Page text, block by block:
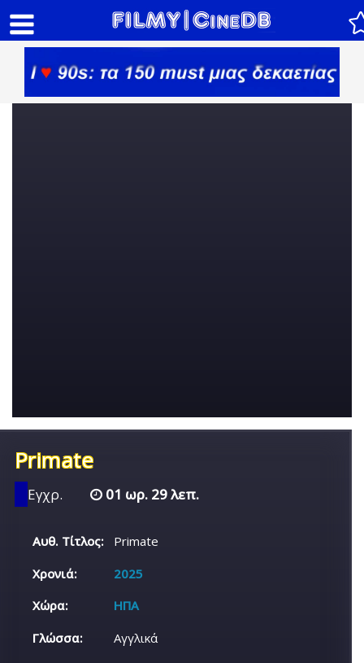
Primate
Εγχρ. 01 ωρ. 29 λεπ.
Αυθ. Τίτλος:
Primate
Χρονιά:
2025
Χώρα:
ΗΠΑ
Γλώσσα:
Αγγλικά